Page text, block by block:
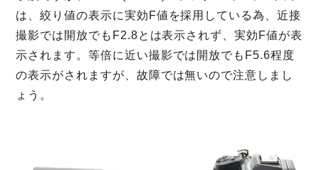
は、絞り値の表示に実効F値を採用している為、近接
撮影では開放でもF2.8とは表示されず、実効F値が表
示されます。等倍に近い撮影では開放でもF5.6程度
の表示がされますが、故障では無いので注意しまし
ょう。